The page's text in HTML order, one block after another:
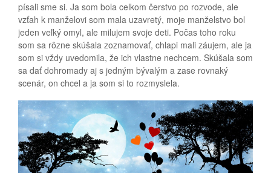
písali sme si. Ja som bola celkom čerstvo po rozvode, ale
vzťah k manželovi som mala uzavretý, moje manželstvo bol
jeden veľký omyl, ale milujem svoje deti. Počas toho roku
som sa rôzne skúšala zoznamovať, chlapi mali záujem, ale ja
som si vždy uvedomila, že ich vlastne nechcem. Skúšala som
sa dať dohromady aj s jedným bývalým a zase rovnaký
scenár, on chcel a ja som si to rozmyslela.